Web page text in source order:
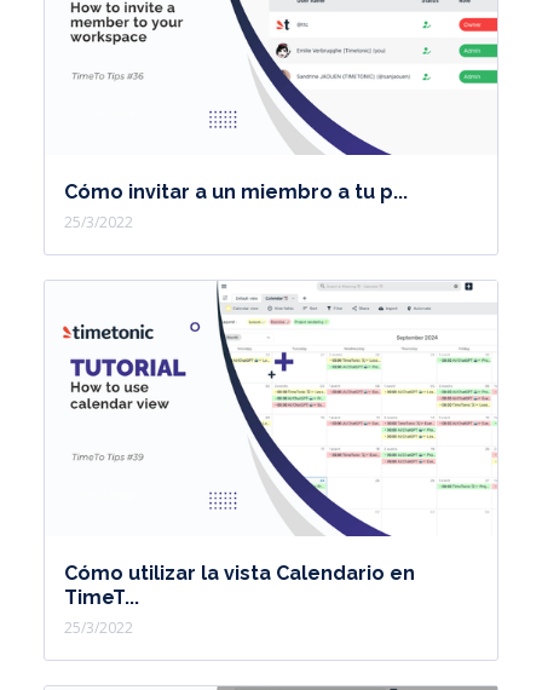
Cómo invitar a un miembro a tu p...
25/3/2022
Cómo utilizar la vista Calendario en
TimeT...
25/3/2022